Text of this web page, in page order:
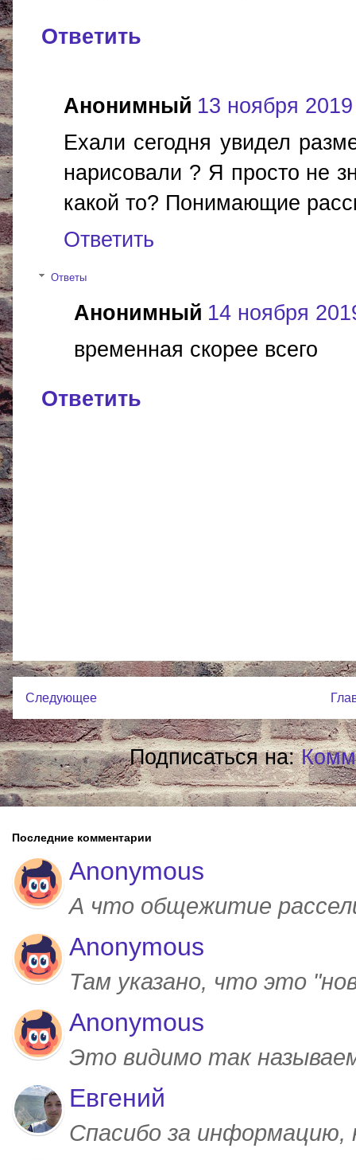
Ответить
Анонимный 13 ноября 2019
Ехали сегодня увидел
нарисовали ? Я просто не
какой то? Понимающие
Ответить
Ответы
Анонимный 14 ноября
временная скорее всего
Ответить
Следующее
Подписаться на:
Последние комментарии
Anonymous
А что общежитие
Anonymous
Там указано, что это
Anonymous
Это видимо так
Евгений
Спасибо за